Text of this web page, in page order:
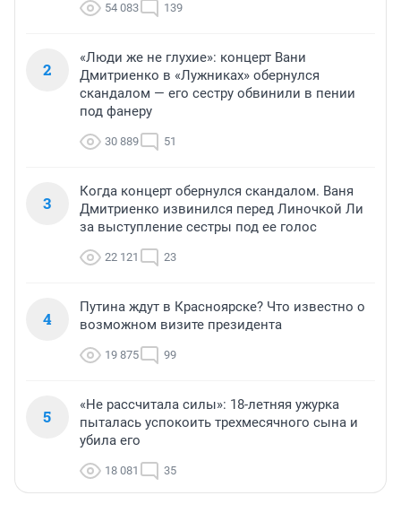
54 083 139
2
«Люди же не глухие»: концерт Вани
Дмитриенко в «Лужниках» обернулся
скандалом — его сестру обвинили в пении
под фанеру
30 889 51
3
Когда концерт обернулся скандалом. Ваня
Дмитриенко извинился перед Линочкой Ли
за выступление сестры под ее голос
22 121 23
4
Путина ждут в Красноярске? Что известно о
возможном визите президента
19 875 99
5
«Не рассчитала силы»: 18-летняя ужурка
пыталась успокоить трехмесячного сына и
убила его
18 081 35